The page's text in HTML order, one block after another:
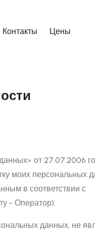
Контакты Цены
от 27.07.2006
моих персональных
в соответствии с
- Оператор).
данных, не